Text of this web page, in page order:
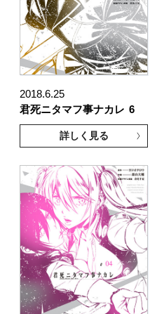
2018.6.25
君死ニタマフ事ナカレ 6
詳しく見る